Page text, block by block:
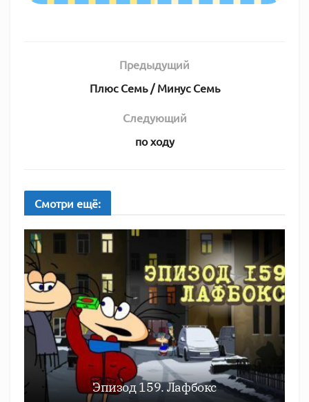
Предыдущий
Плюс Семь / Минус Семь
Следующий
по ходу
Смотри ещё:
Эпизод 159. Лафбокс